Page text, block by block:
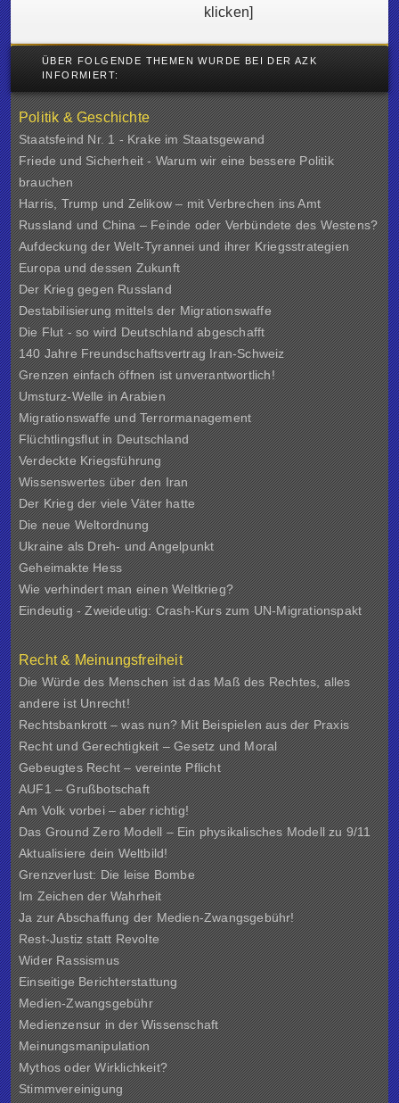
klicken]
ÜBER FOLGENDE THEMEN WURDE BEI DER AZK
INFORMIERT:
Politik & Geschichte
Staatsfeind Nr. 1 - Krake im Staatsgewand
Friede und Sicherheit - Warum wir eine bessere Politik
brauchen
Harris, Trump und Zelikow – mit Verbrechen ins Amt
Russland und China – Feinde oder Verbündete des Westens?
Aufdeckung der Welt-Tyrannei und ihrer Kriegsstrategien
Europa und dessen Zukunft
Der Krieg gegen Russland
Destabilisierung mittels der Migrationswaffe
Die Flut - so wird Deutschland abgeschafft
140 Jahre Freundschaftsvertrag Iran-Schweiz
Grenzen einfach öffnen ist unverantwortlich!
Umsturz-Welle in Arabien
Migrationswaffe und Terrormanagement
Flüchtlingsflut in Deutschland
Verdeckte Kriegsführung
Wissenswertes über den Iran
Der Krieg der viele Väter hatte
Die neue Weltordnung
Ukraine als Dreh- und Angelpunkt
Geheimakte Hess
Wie verhindert man einen Weltkrieg?
Eindeutig - Zweideutig: Crash-Kurs zum UN-Migrationspakt
Recht & Meinungsfreiheit
Die Würde des Menschen ist das Maß des Rechtes, alles
andere ist Unrecht!
Rechtsbankrott – was nun? Mit Beispielen aus der Praxis
Recht und Gerechtigkeit – Gesetz und Moral
Gebeugtes Recht – vereinte Pflicht
AUF1 – Grußbotschaft
Am Volk vorbei – aber richtig!
Das Ground Zero Modell – Ein physikalisches Modell zu 9/11
Aktualisiere dein Weltbild!
Grenzverlust: Die leise Bombe
Im Zeichen der Wahrheit
Ja zur Abschaffung der Medien-Zwangsgebühr!
Rest-Justiz statt Revolte
Wider Rassismus
Einseitige Berichterstattung
Medien-Zwangsgebühr
Medienzensur in der Wissenschaft
Meinungsmanipulation
Mythos oder Wirklichkeit?
Stimmvereinigung